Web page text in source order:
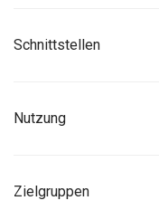
Schnittstellen
Nutzung
Zielgruppen